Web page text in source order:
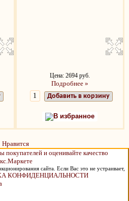
Цена: 2694 руб.
Подробнее »
Добавить в корзину
В избранное
Нравится
сайта. Если Вас это не устраивает,
КОНФИДЕНЦИАЛЬНОСТИ